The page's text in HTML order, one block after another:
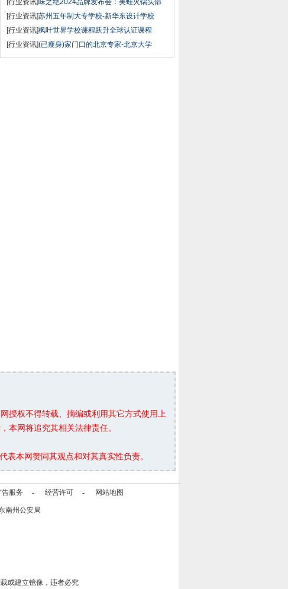
[行业资讯]味之绝2024品牌发布会：美蛙火锅头部
[行业资讯]苏州五年制大专学校-新华东设计学校
[行业资讯]枫叶世界学校课程跃升全球认证课程
[行业资讯](已瘦身)家门口的北京专家-北京大学
授权不得转载、摘编或利用其它方式使用上
本网将追究其相关法律责任。
表本网赞同其观点和对其真实性负责。
告服务 - 经营许可 - 网站地图
南州公安局
或建立镜像，违者必究